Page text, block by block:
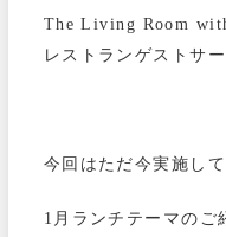
The Living Room
レストランゲストサ
今回はただ今実施して
1月ランチテーマのご